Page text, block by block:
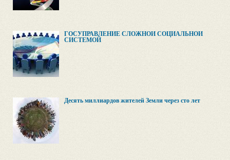
ГОСУПРАВЛЕНИЕ СЛОЖНОЙ СОЦИАЛЬНОЙ
СИСТЕМОЙ
Десять миллиардов жителей Земли через сто лет